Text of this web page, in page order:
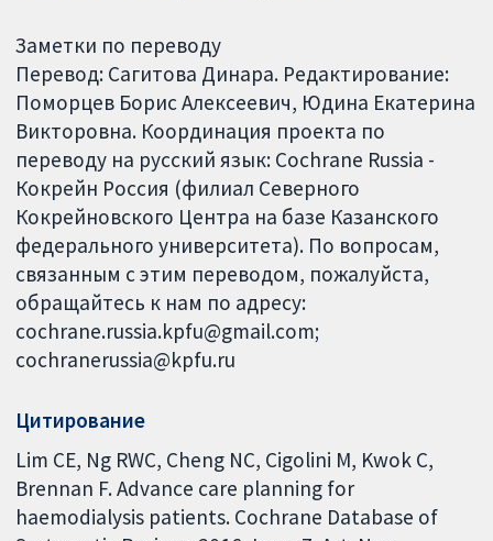
Заметки по переводу
Перевод: Сагитова Динара. Редактирование:
Поморцев Борис Алексеевич, Юдина Екатерина
Викторовна. Координация проекта по
переводу на русский язык: Cochrane Russia -
Кокрейн Россия (филиал Северного
Кокрейновского Центра на базе Казанского
федерального университета). По вопросам,
связанным с этим переводом, пожалуйста,
обращайтесь к нам по адресу:
cochrane.russia.kpfu@gmail.com;
cochranerussia@kpfu.ru
Цитирование
Lim CE, Ng RWC, Cheng NC, Cigolini M, Kwok C,
Brennan F. Advance care planning for
haemodialysis patients. Cochrane Database of